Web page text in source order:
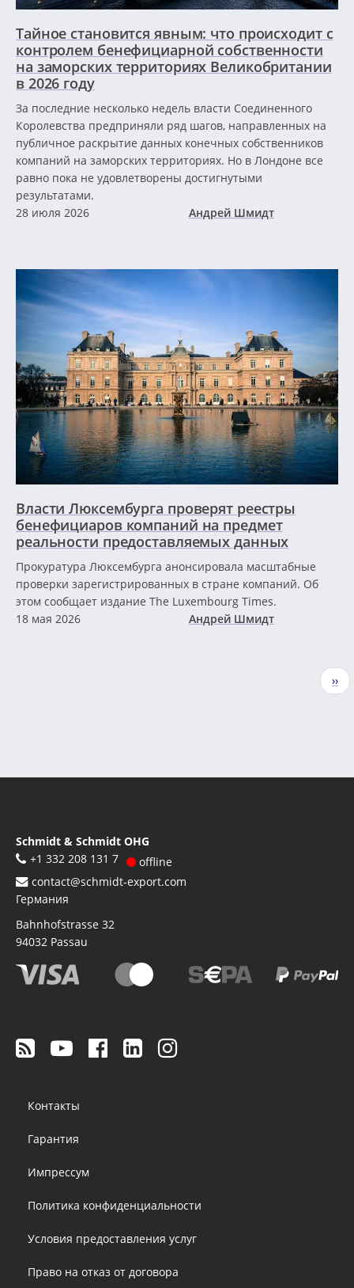
Тайное становится явным: что происходит с
контролем бенефициарной собственности
на заморских территориях Великобритании
в 2026 году
За последние несколько недель власти Соединенного
Королевства предприняли ряд шагов, направленных на
публичное раскрытие данных конечных собственников
компаний на заморских территориях. Но в Лондоне все
равно пока не удовлетворены достигнутыми
результатами.
28 июля 2026
Андрей Шмидт
Власти Люксембурга проверят реестры
бенефициаров компаний на предмет
реальности предоставляемых данных
Прокуратура Люксембурга анонсировала масштабные
проверки зарегистрированных в стране компаний. Об
этом сообщает издание The Luxembourg Times.
18 мая 2026
Андрей Шмидт
››
Schmidt & Schmidt OHG
+1 332 208 131 7
offline
contact@schmidt-export.com
Германия
Bahnhofstrasse 32
94032 Passau
menu
Контакты
Гарантия
Импрессум
Политика конфиденциальности
Условия предоставления услуг
Право на отказ от договора